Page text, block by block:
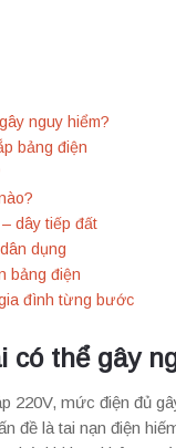
nguy hiểm?
bảng điện
dây tiếp đất
dụng
bảng điện
đình từng bước
có thể gây
220V, mức điện đủ
đề là tai nạn điện